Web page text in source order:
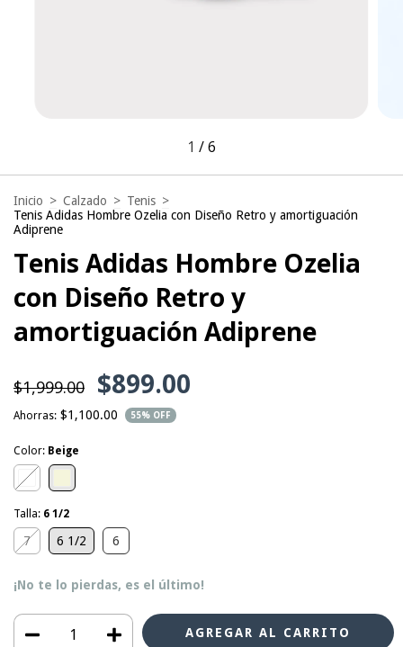
1 /6
Inicio > Calzado > Tenis >
Tenis Adidas Hombre Ozelia con Diseño Retro y amortiguación
Adiprene
Tenis Adidas Hombre Ozelia
con Diseño Retro y
amortiguación Adiprene
$1,999.00 $899.00
Ahorras: $1,100.00 55% OFF
Color: Beige
Talla: 6 1/2
7 6 1/2 6
¡No te lo pierdas, es el último!